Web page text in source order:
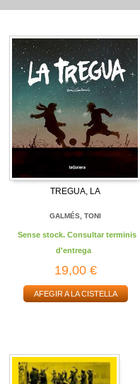
TREGUA, LA
GALMÉS, TONI
Sense stock. Consultar terminis
d'entrega
19,00 €
AFEGIR A LA CISTELLA